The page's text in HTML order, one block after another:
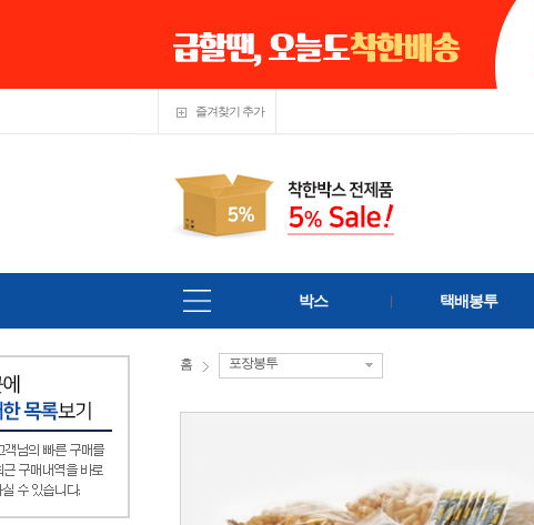
즐겨찾기 추가
박스 택배봉투
홈 포장봉투